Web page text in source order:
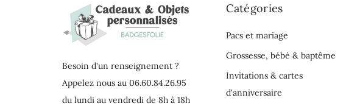
Besoin d'un renseignement ?
Appelez nous au 06.60.84.26.95
du lundi au vendredi de 8h à 18h
Catégories
Pacs et mariage
Grossesse, bébé & baptême
Invitations & cartes
d'anniversaire